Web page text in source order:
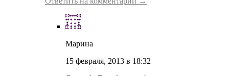
Марина
15 февраля, 2013 в 18:32